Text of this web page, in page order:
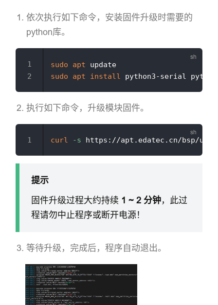
依次执行如下命令，安装固件升级时需要的
python库。
sudo apt
sudo
apt install python3-serial
执行如下命令，升级模块固件。
curl -s https://apt.edatec.cn/bsp/
提示
固件升级过程大约持续 1 ~ 2 分钟，此过
程请勿中止程序或断开电源！
等待升级，完成后，程序自动退出。